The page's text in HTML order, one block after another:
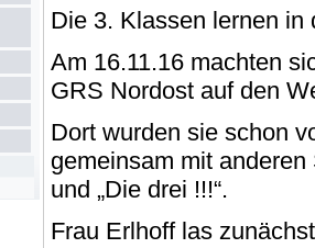
Die 3. Klassen lernen in
Am 16.11.16 machten
GRS Nordost auf den
Dort wurden sie schon
gemeinsam mit anderen
und „Die drei !!!“.
Frau Erlhoff las